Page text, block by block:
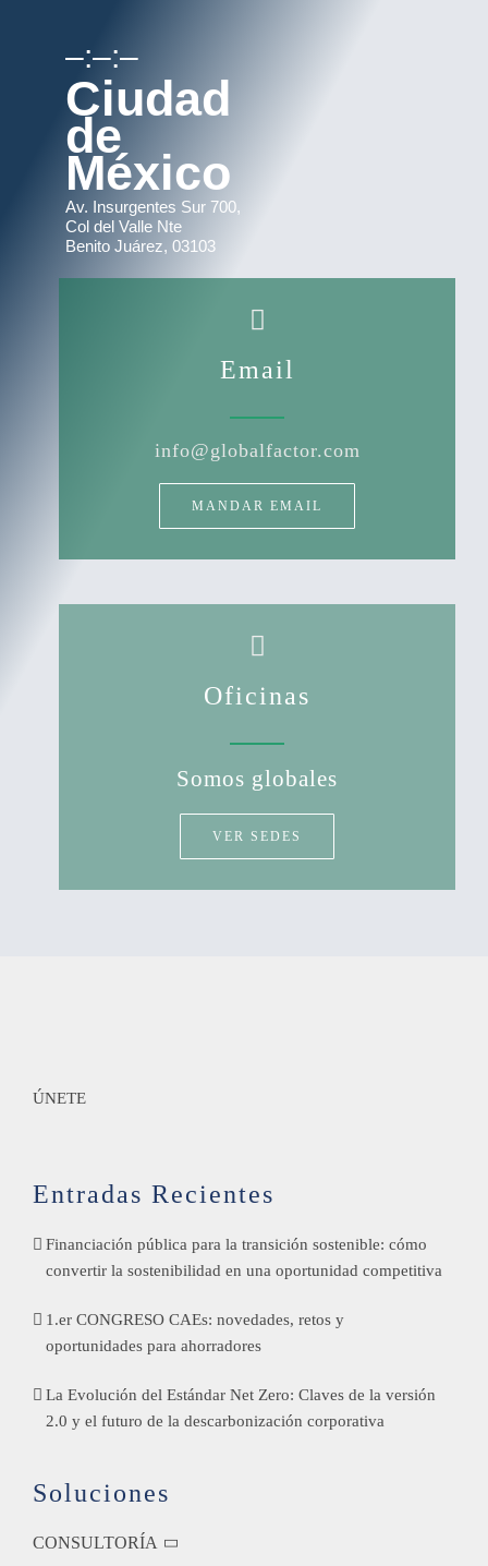
–:–:–
Ciudad
de
México
Av. Insurgentes Sur 700,
Col del Valle Nte
Benito Juárez, 03103
Email
info@globalfactor.com
MANDAR EMAIL
Oficinas
Somos globales
VER SEDES
ÚNETE
Entradas Recientes
Financiación pública para la transición sostenible: cómo
convertir la sostenibilidad en una oportunidad competitiva
1.er CONGRESO CAEs: novedades, retos y
oportunidades para ahorradores
La Evolución del Estándar Net Zero: Claves de la versión
2.0 y el futuro de la descarbonización corporativa
Soluciones
CONSULTORÍA